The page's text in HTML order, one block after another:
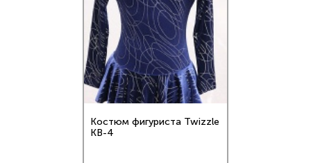
Костюм фигуриста Twizzle
KB-4